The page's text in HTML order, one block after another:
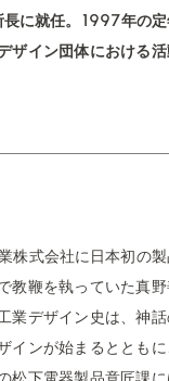
に就任。 1997年の
ザイン団体における
株式会社に日本初の
教鞭を執っていた真
業デザイン史は、神話
インが始まるとともに